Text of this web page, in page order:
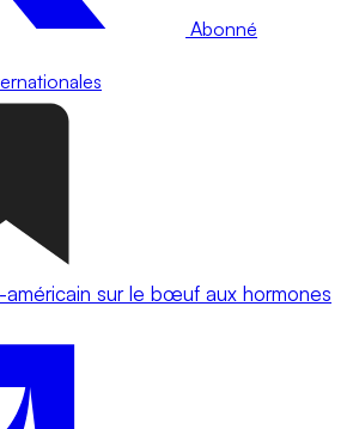
Abonné
sur le bœuf aux hormones